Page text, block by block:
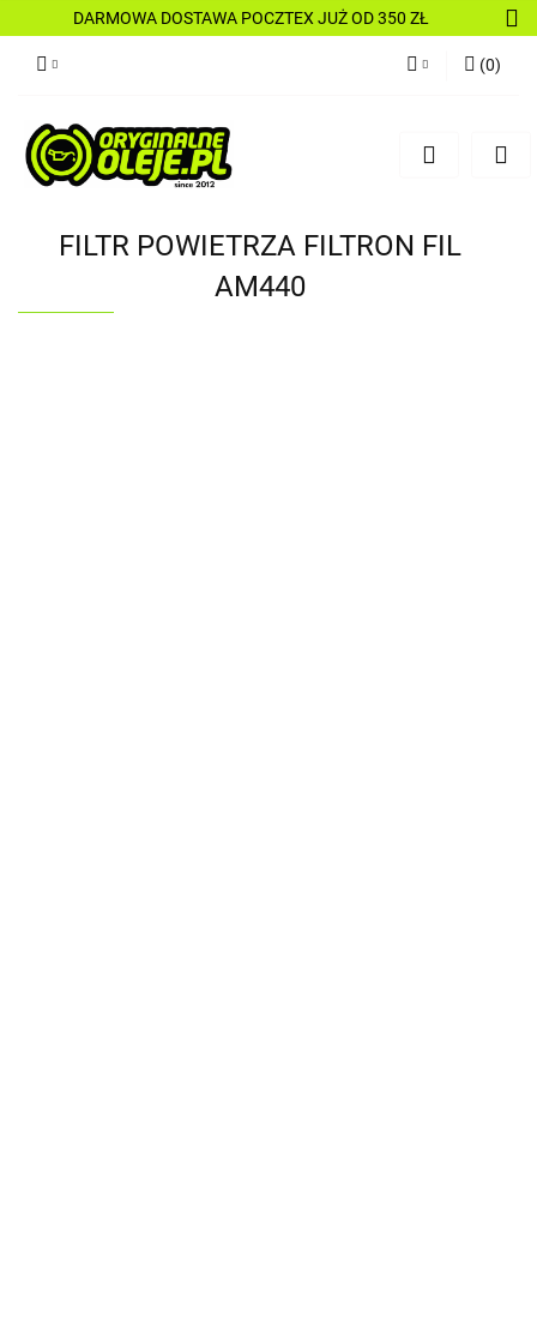
DARMOWA DOSTAWA POCZTEX JUŻ OD 350 ZŁ
Zarejestruj się
(0)
FILTR POWIETRZA FILTRON FIL
AM440